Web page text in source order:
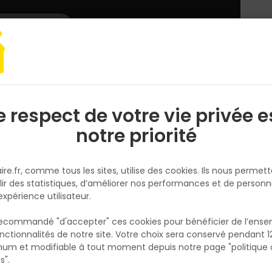
OSB-3 - ÉPAISSEUR 25 MM - 2500 X 625 MM
TOUT FAIRE
DALLES OSB-3 - ÉPAISSEUR 25
2500 X 625 MM
Réf. 5450454466665
Rainures et languettes. Produit à partir de
recyclée, l’OSB Next Generation conserve
caractéristiques techniques de l'OSB : c’est
respect de votre vie privée
notre priorité
comme tous les sites, utilise des cookies. Ils nous
des statistiques, d’améliorer nos performances et de
utilisateur.
"d'accepter" ces cookies pour bénéficier de
de notre site. Votre choix sera conservé pendant
et modifiable à tout moment depuis notre page "politique